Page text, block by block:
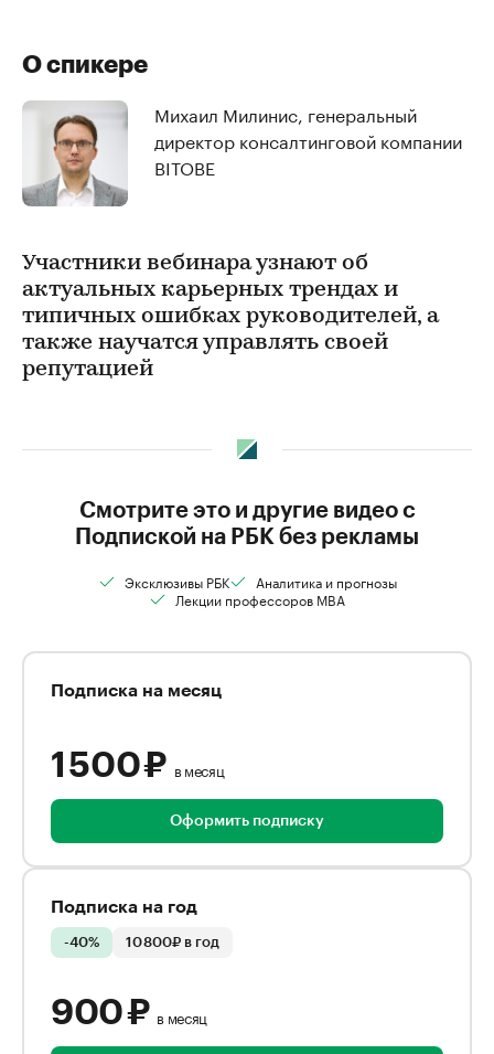
О спикере
Михаил Милинис, генеральный
директор консалтинговой компании
BITOBE
Участники вебинара узнают об
актуальных карьерных трендах и
типичных ошибках руководителей, а
также научатся управлять своей
репутацией
Смотрите это и другие видео с
Подпиской на РБК без рекламы
Эксклюзивы РБК
Аналитика и прогнозы
Лекции профессоров MBA
Подписка на месяц
1 500 ₽ в месяц
Оформить подписку
Подписка на год
-40% 10 800₽ в год
900 ₽ в месяц